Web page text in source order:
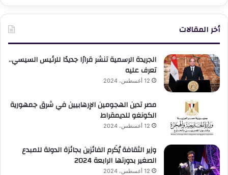
أخر المقالات
الجريدة الرسمية تنشر قرارًا جديدًا للرئيس السيسي..
تعرف عليه
12 أغسطس، 2024
مصر تدين الهجومين الإرهابيين في شرق جمهورية
الكونغو للديمقراط
12 أغسطس، 2024
وزير الثقافة يُكَرم الفائزين بجائزة الدولة للمبدع
الصغير بدورتها الرابعة 2024
12 أغسطس، 2024